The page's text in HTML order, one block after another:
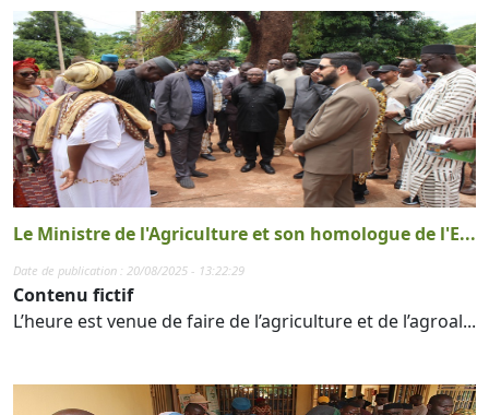
Le Ministre de l'Agriculture et son homologue de l'E...
Date de publication : 20/08/2025 - 13:22:29
Contenu fictif
L’heure est venue de faire de l’agriculture et de l’agroal...